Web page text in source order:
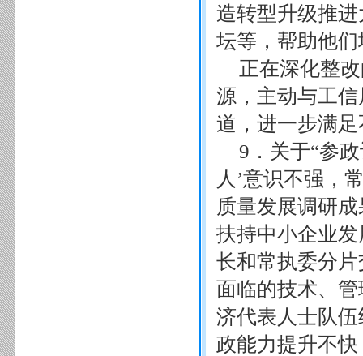
造转型升级推
坛等，帮助他
正在深化整
源，主动与工
道，进一步满
9．关于“参
人’意识不强，
质量发展调研
扶持中小企业
长和常执委分
面临的技术、
济代表人士队
政能力提升不